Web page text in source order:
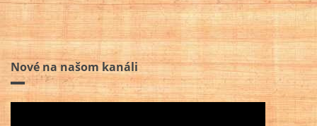
Nové na našom kanáli